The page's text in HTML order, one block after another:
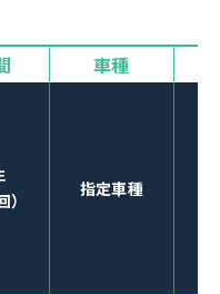
る！
車種
）
指定車種